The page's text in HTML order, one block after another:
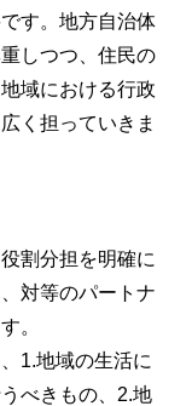
す。地方自治体
しつつ、住民の
域における行政
く担っていきま
割分担を明確に
対等のパートナ
。
1.地域の生活に
べきもの、2.地